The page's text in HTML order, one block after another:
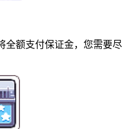
额支付保证金，您需要尽